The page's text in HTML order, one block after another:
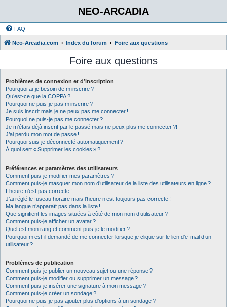
NEO-ARCADIA
FAQ
Neo-Arcadia.com Index du forum Foire aux questions
Foire aux questions
Problèmes de connexion et d’inscription
Pourquoi ai-je besoin de m’inscrire ?
Qu’est-ce que la COPPA ?
Pourquoi ne puis-je pas m’inscrire ?
Je suis inscrit mais je ne peux pas me connecter !
Pourquoi ne puis-je pas me connecter ?
Je m’étais déjà inscrit par le passé mais ne peux plus me connecter ?!
J’ai perdu mon mot de passe !
Pourquoi suis-je déconnecté automatiquement ?
À quoi sert « Supprimer les cookies » ?
Préférences et paramètres des utilisateurs
Comment puis-je modifier mes paramètres ?
Comment puis-je masquer mon nom d’utilisateur de la liste des utilisateurs en ligne ?
L’heure n’est pas correcte !
J’ai réglé le fuseau horaire mais l’heure n’est toujours pas correcte !
Ma langue n’apparaît pas dans la liste !
Que signifient les images situées à côté de mon nom d’utilisateur ?
Comment puis-je afficher un avatar ?
Quel est mon rang et comment puis-je le modifier ?
Pourquoi m’est-il demandé de me connecter lorsque je clique sur le lien d’e-mail d’un
utilisateur ?
Problèmes de publication
Comment puis-je publier un nouveau sujet ou une réponse ?
Comment puis-je modifier ou supprimer un message ?
Comment puis-je insérer une signature à mon message ?
Comment puis-je créer un sondage ?
Pourquoi ne puis-je pas ajouter plus d’options à un sondage ?